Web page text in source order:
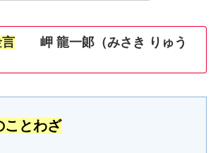
岬 龍一郞（みさき りゅう
ことわざ